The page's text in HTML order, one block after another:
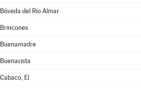
Bóveda del Río Almar
Brincones
Buenamadre
Buenavista
Cabaco, El